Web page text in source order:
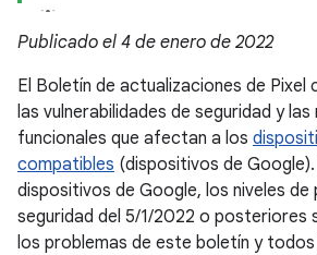
Publicado el 4 de enero de 2022
El Boletín de actualizaciones de Pixel
las vulnerabilidades de seguridad y las
funcionales que afectan a los
compatibles (dispositivos de
dispositivos de Google, los niveles de
seguridad del 5/1/2022 o posteriores
los problemas de este boletín y